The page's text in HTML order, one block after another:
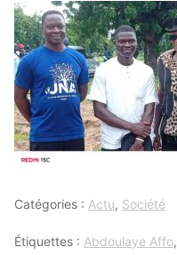
Catégories : Actu, Société
Étiquettes : Abdoulaye Affo,